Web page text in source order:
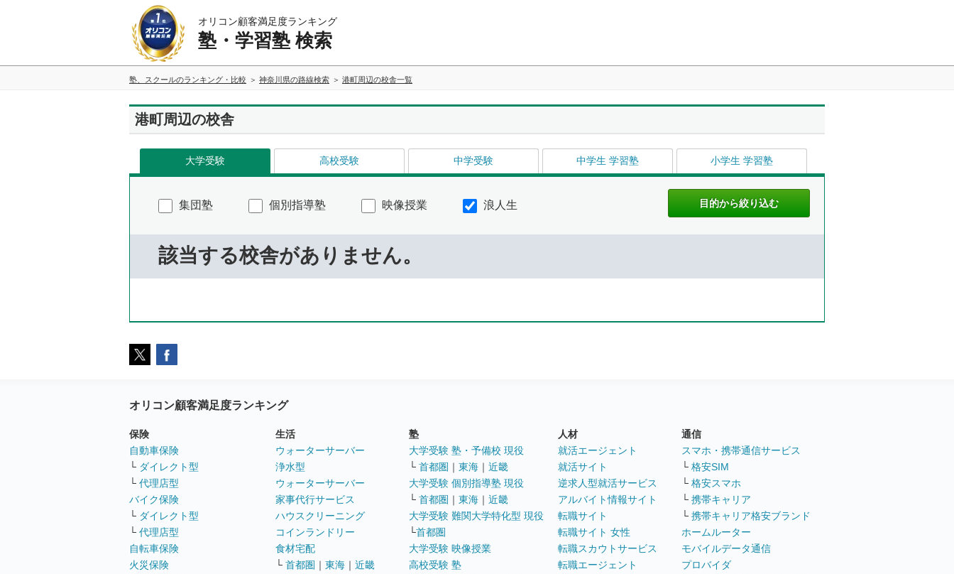
オリコン顧客満足度ランキング
塾・学習塾 検索
塾、スクールのランキング・比較 神奈川県の路線検索 港町周辺の校舎一覧
港町周辺の校舎
大学受験 高校受験 中学受験 中学生 学習塾 小学生 学習塾
集団塾 個別指導塾 映像授業 浪人生
該当する校舎がありません。
オリコン顧客満足度ランキング
保険
自動車保険
└ ダイレクト型
└ 代理店型
バイク保険
└ ダイレクト型
└ 代理店型
自転車保険
火災保険
生活
ウォーターサーバー
浄水型
ウォーターサーバー
家事代行サービス
ハウスクリーニング
コインランドリー
食材宅配
└ 首都圏 ｜ 東海 ｜ 近畿
塾
大学受験 塾・予備校 現役
└ 首都圏 ｜ 東海 ｜ 近畿
大学受験 個別指導塾 現役
└ 首都圏 ｜ 東海 ｜ 近畿
大学受験 難関大学特化型 現役
└首都圏
大学受験 映像授業
高校受験 塾
人材
就活エージェント
就活サイト
逆求人型就活サービス
アルバイト情報サイト
転職サイト
転職サイト 女性
転職スカウトサービス
転職エージェント
通信
スマホ・携帯通信サービス
└ 格安SIM
└ 格安スマホ
└ 携帯キャリア
└ 携帯キャリア格安ブランド
ホームルーター
モバイルデータ通信
プロバイダ